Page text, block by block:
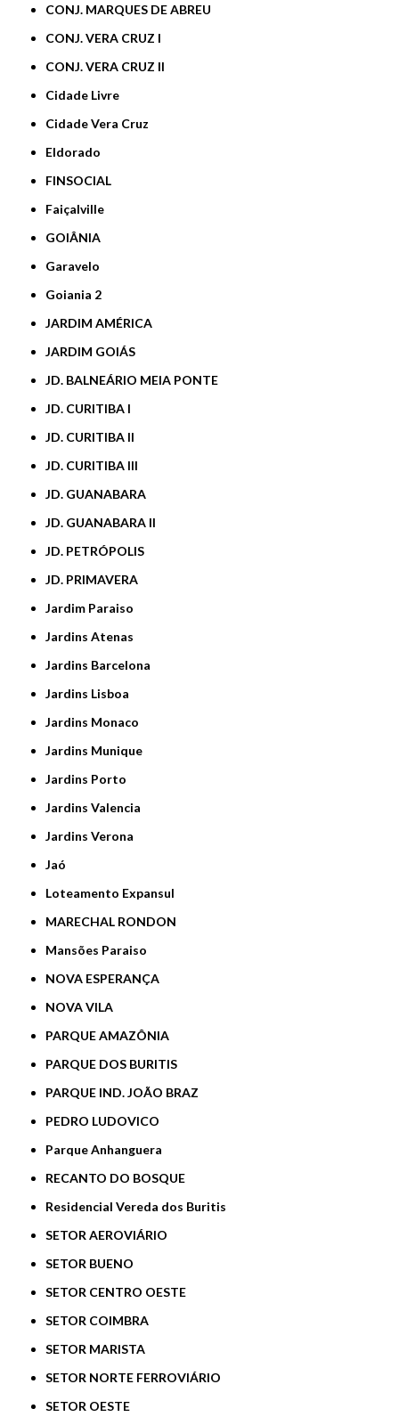
CONJ. MARQUES DE ABREU
CONJ. VERA CRUZ I
CONJ. VERA CRUZ II
Cidade Livre
Cidade Vera Cruz
Eldorado
FINSOCIAL
Faiçalville
GOIÂNIA
Garavelo
Goiania 2
JARDIM AMÉRICA
JARDIM GOIÁS
JD. BALNEÁRIO MEIA PONTE
JD. CURITIBA I
JD. CURITIBA II
JD. CURITIBA III
JD. GUANABARA
JD. GUANABARA II
JD. PETRÓPOLIS
JD. PRIMAVERA
Jardim Paraiso
Jardins Atenas
Jardins Barcelona
Jardins Lisboa
Jardins Monaco
Jardins Munique
Jardins Porto
Jardins Valencia
Jardins Verona
Jaó
Loteamento Expansul
MARECHAL RONDON
Mansões Paraiso
NOVA ESPERANÇA
NOVA VILA
PARQUE AMAZÔNIA
PARQUE DOS BURITIS
PARQUE IND. JOÃO BRAZ
PEDRO LUDOVICO
Parque Anhanguera
RECANTO DO BOSQUE
Residencial Vereda dos Buritis
SETOR AEROVIÁRIO
SETOR BUENO
SETOR CENTRO OESTE
SETOR COIMBRA
SETOR MARISTA
SETOR NORTE FERROVIÁRIO
SETOR OESTE